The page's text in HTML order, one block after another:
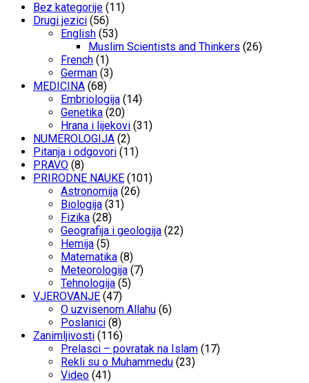
Bez kategorije (11)
Drugi jezici (56)
English (53)
Muslim Scientists and Thinkers (26)
French (1)
German (3)
MEDICINA (68)
Embriologija (14)
Genetika (20)
Hrana i lijekovi (31)
NUMEROLOGIJA (2)
Pitanja i odgovori (11)
PRAVO (8)
PRIRODNE NAUKE (101)
Astronomija (26)
Biologija (31)
Fizika (28)
Geografija i geologija (22)
Hemija (5)
Matematika (8)
Meteorologija (7)
Tehnologija (5)
VJEROVANJE (47)
O uzvisenom Allahu (6)
Poslanici (8)
Zanimljivosti (116)
Prelasci – povratak na Islam (17)
Rekli su o Muhammedu (23)
Video (41)